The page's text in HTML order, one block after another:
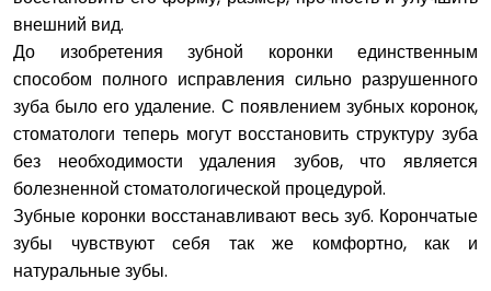
внешний вид.
До изобретения зубной коронки единственным
способом полного исправления сильно разрушенного
зуба было его удаление. С появлением зубных коронок,
стоматологи теперь могут восстановить структуру зуба
без необходимости удаления зубов, что является
болезненной стоматологической процедурой.
Зубные коронки восстанавливают весь зуб. Корончатые
зубы чувствуют себя так же комфортно, как и
натуральные зубы.